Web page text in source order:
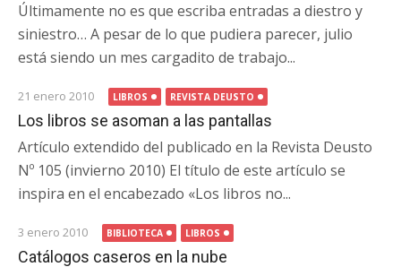
Últimamente no es que escriba entradas a diestro y
siniestro… A pesar de lo que pudiera parecer, julio
está siendo un mes cargadito de trabajo...
21 enero 2010 LIBROS REVISTA DEUSTO
Los libros se asoman a las pantallas
Artículo extendido del publicado en la Revista Deusto
Nº 105 (invierno 2010) El título de este artículo se
inspira en el encabezado «Los libros no...
3 enero 2010 BIBLIOTECA LIBROS
Catálogos caseros en la nube